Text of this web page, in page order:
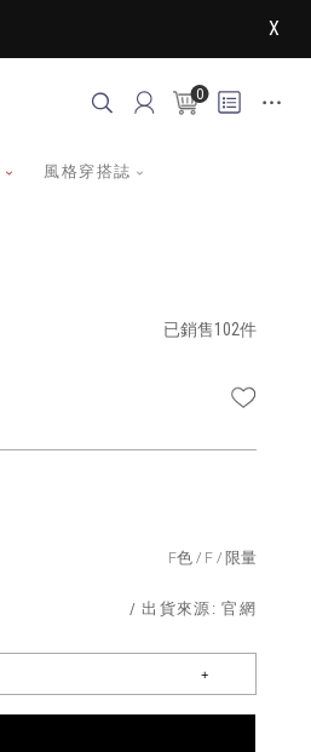
X
0
風格穿搭誌
已銷售102件
F色 F 限量
/ 出貨來源:官網